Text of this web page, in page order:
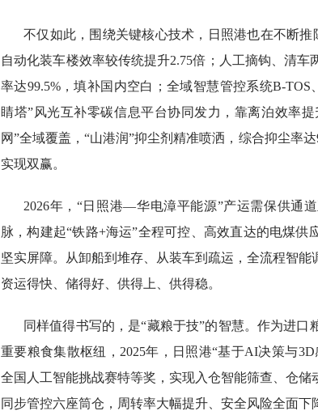
不仅如此，围绕关键核心技术，日照港也在不断推
自动化装车楼效率较传统提升2.75倍；人工摘钩、清
率达99.5%，填补国内空白；全域智慧管控系统B-
睛塔”风光互补零碳信息平台协同发力，靠离泊效率
网”全域覆盖，“山港润”抑尘剂精准喷洒，综合抑尘率
实现双赢。
2026年，“日照港—华电漳平能源”产运需保供通
脉，构建起“铁路+海运”全程可控、高效直达的电煤供
坚实屏障。从卸船到堆存、从装车到疏运，全流程智
资运得快、储得好、供得上、供得稳。
同样值得书写的，是“藏粮于技”的智慧。作为进口
重要粮食集散枢纽，2025年，日照港“基于AI决策与
全国人工智能挑战赛特等奖，实现入仓智能筛查、仓
同步管控六座筒仓，周转率大幅提升、安全风险全面下